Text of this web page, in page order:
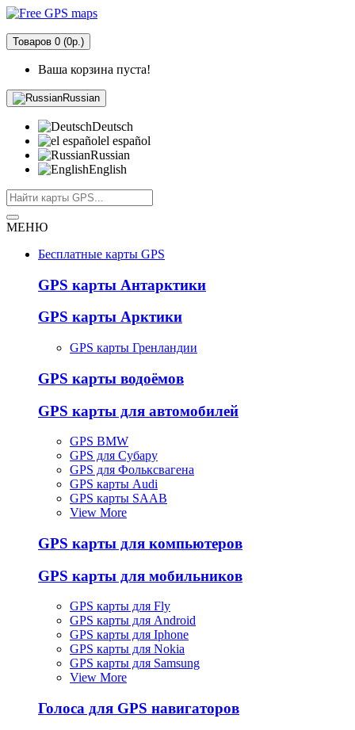
Товаров 0 (0р.)
Ваша корзина пуста!
Russian
Deutsch
el español
Russian
English
МЕНЮ
Бесплатные карты GPS
GPS карты Антарктики
GPS карты Арктики
GPS карты Гренландии
GPS карты водоёмов
GPS карты для автомобилей
GPS BMW
GPS для Субару
GPS для Фольксвагена
GPS карты Audi
GPS карты SAAB
View More
GPS карты для компьютеров
GPS карты для мобильников
GPS карты для Fly
GPS карты для Android
GPS карты для Iphone
GPS карты для Nokia
GPS карты для Samsung
View More
Голоса для GPS навигаторов